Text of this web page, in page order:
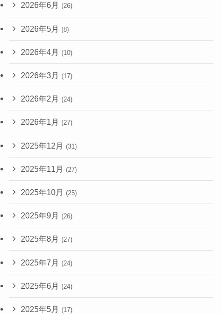
2026年6月 (26)
2026年5月 (8)
2026年4月 (10)
2026年3月 (17)
2026年2月 (24)
2026年1月 (27)
2025年12月 (31)
2025年11月 (27)
2025年10月 (25)
2025年9月 (26)
2025年8月 (27)
2025年7月 (24)
2025年6月 (24)
2025年5月 (17)